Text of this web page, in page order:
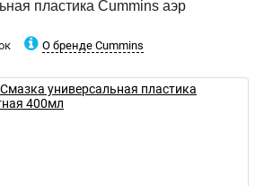
пластика Cummins аэр
О бренде Cummins